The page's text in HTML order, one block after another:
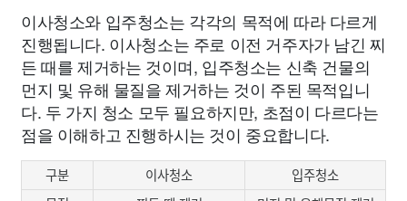
이사청소와 입주청소는 각각의 목적에 따라 다르게
진행됩니다. 이사청소는 주로 이전 거주자가 남긴 찌
든 때를 제거하는 것이며, 입주청소는 신축 건물의
먼지 및 유해 물질을 제거하는 것이 주된 목적입니
다. 두 가지 청소 모두 필요하지만, 초점이 다르다는
점을 이해하고 진행하시는 것이 중요합니다.
구분 이사청소
입주청소